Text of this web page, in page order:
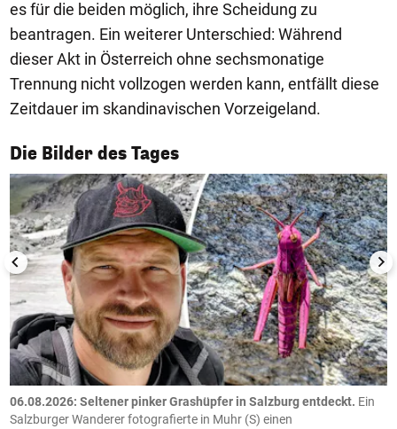
es für die beiden möglich, ihre Scheidung zu
beantragen. Ein weiterer Unterschied: Während
dieser Akt in Österreich ohne sechsmonatige
Trennung nicht vollzogen werden kann, entfällt diese
Zeitdauer im skandinavischen Vorzeigeland.
Die Bilder des Tages
1/50
06.08.2026: Seltener pinker Grashüpfer in Salzburg entdeckt. Ein
Salzburger Wanderer fotografierte in Muhr (S) einen